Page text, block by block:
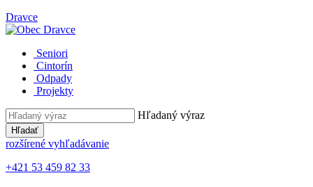
Dravce
Seniori
Cintorín
Odpady
Projekty
Hľadaný výraz
Hľadať
rozšírené vyhľadávanie
+421 53 459 82 33